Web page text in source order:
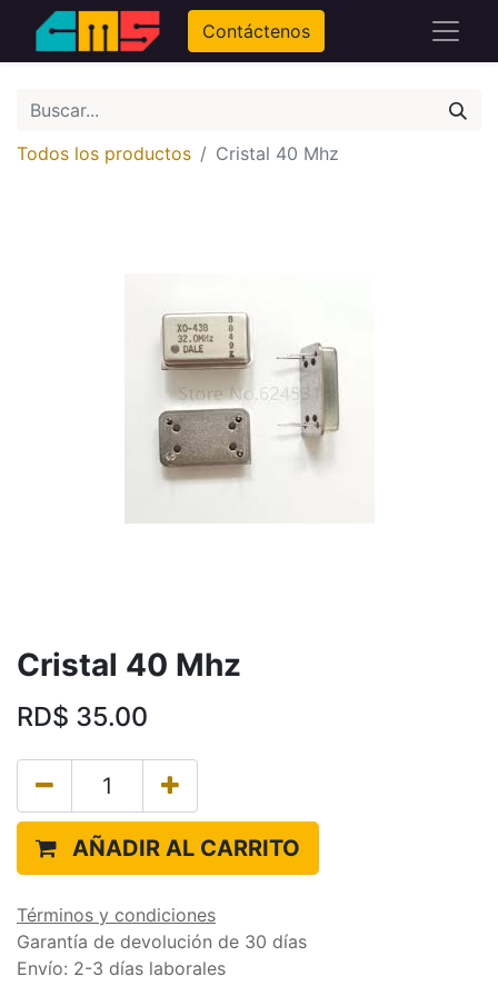
Contáctenos
Todos los productos Cristal 40 Mhz
Cristal 40 Mhz
RD$ 35.00
AÑADIR AL CARRITO
Términos y condiciones
Garantía de devolución de 30 días
Envío: 2-3 días laborales